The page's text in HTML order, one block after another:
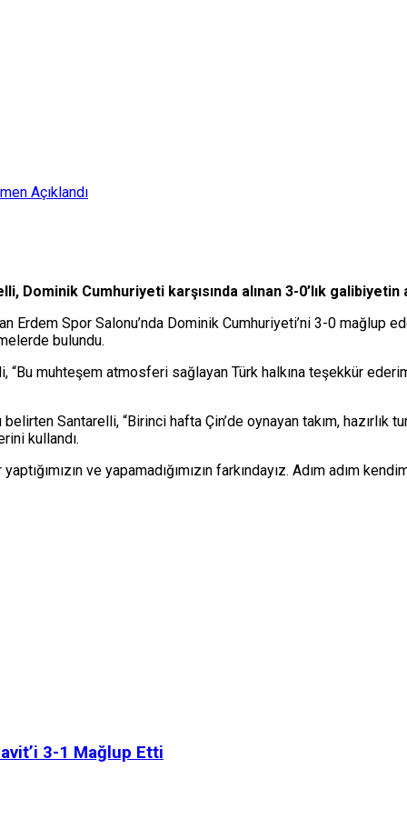
Açıklandı
Dominik Cumhuriyeti karşısında alınan 3-0’lık galibiyetin
Erdem Spor Salonu’nda Dominik Cumhuriyeti’ni 3-0 mağlup
bulundu.
muhteşem atmosferi sağlayan Türk halkına teşekkür
belirten Santarelli, “Birinci hafta Çin’de oynayan takım,
kullandı.
yaptığımızın ve yapamadığımızın farkındayız. Adım
3-1 Mağlup Etti